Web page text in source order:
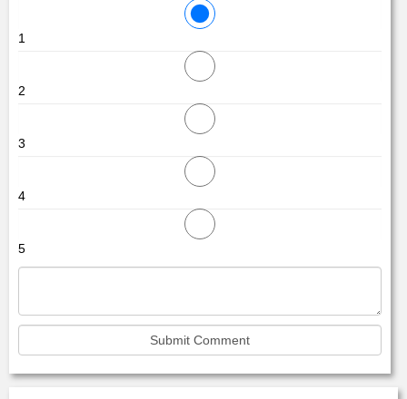
1
2
3
4
5